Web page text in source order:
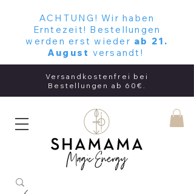
Versandkostenfrei bei
Bestellungen ab 60€.
ACHTUNG! Wir haben
Erntezeit! Bestellungen
werden erst wieder ab 21.
August versandt!